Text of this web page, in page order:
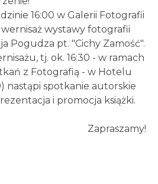
16:00 w Galerii Fotografii
wystawy fotografii
Pogudza pt. "Cichy Zamość".
tj. ok. 16:30 - w ramach
z Fotografią - w Hotelu
nastąpi spotkanie autorskie
i promocja książki.
Zapraszamy!